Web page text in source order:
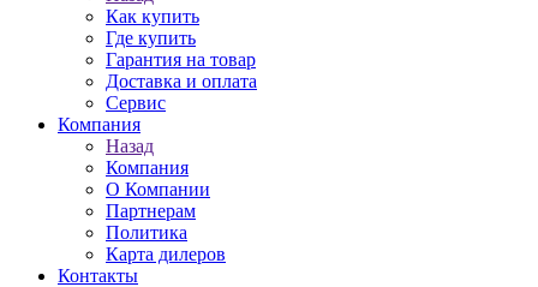
Как купить
Где купить
Гарантия на товар
Доставка и оплата
Сервис
Компания
Назад
Компания
О Компании
Партнерам
Политика
Карта дилеров
Контакты